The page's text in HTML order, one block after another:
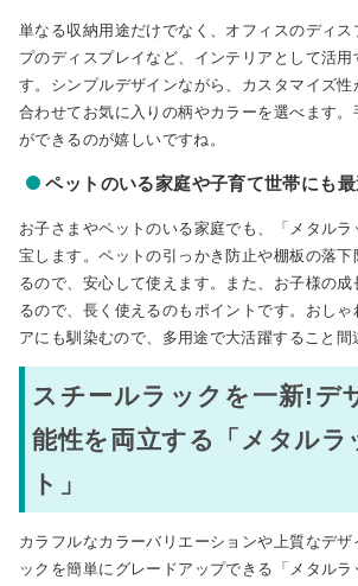
単なる収納用途だけでなく、オフィスのディス
プのディスプレイなど、インテリアとして活
す。シンプルデザインながら、カスタマイズ性
合わせてお気に入りの柄やカラーを選べます
ができるのが嬉しいですね。
ペットのいる家庭や子育て世帯にも最
お子さまやペットのいる家庭でも、「メタル
宝します。ペットの引っかき防止や棚板の落
るので、安心して使えます。また、お子様の成
るので、長く使えるのもポイントです。おしゃ
アにも馴染むので、多用途で大活躍すること間
スチールラックを一新!デ
能性を両立する「メタルラ
ト」
カラフルなカラーバリエーションや上質なデ
ックを簡単にグレードアップできる「メタル